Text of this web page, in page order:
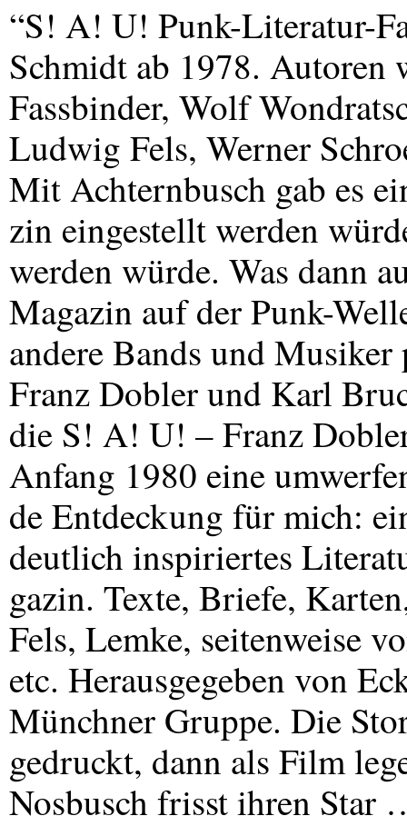
“S! A! U! Punk-Literatur-
Schmidt ab 1978. Autoren
Fassbinder, Wolf
Ludwig Fels, Werner
Mit Achternbusch gab es
zin eingestellt werden
werden würde. Was dann
Magazin auf der Punk-
andere Bands und
Franz Dobler und Karl
die S! A! U! – Franz
Anfang 1980 eine
de Entdeckung für mich:
deutlich inspiriertes
gazin. Texte, Briefe,
Fels, Lemke, seitenweise
etc. Herausgegeben von
Münchner Gruppe. Die
gedruckt, dann als Film
Nosbusch frisst ihren Star